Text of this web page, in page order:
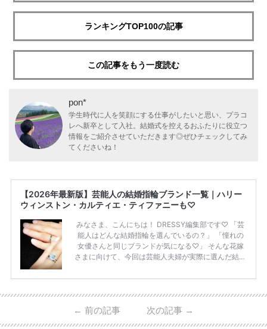
ランキングTOP100の記事
この記事をもう一度読む
pon*
学生時代に人を笑顔にする仕事がしたいと思い、プラコ
レへ新卒として入社。結婚式を控えるおふたりに役立つ
情報をご紹介させていただきます◎ぜひチェックしてみ
てくださいね！
【2026年最新版】芸能人の結婚指輪ブランド一覧｜ハリー
ウィンストン・カルティエ・ティファニーも♡
みなさま、こんにちは！ DRESSY編集部です♡ 「芸
能人はどんな結婚指輪を選んでいるの？」 「憧れの
女優さんと同じブランドが気になる♡」 そんな花嫁
さまに向けて、今回は芸能人夫婦が実際に選んだ結婚
ーウィンストンやカルティエ、ティファニーなど世界
日本で人気のブランドまで幅広くご紹介。 さらに、
・愛用している芸能人夫婦 ・リングの特徴や魅力 ・
← 前の記事 次の記事 →